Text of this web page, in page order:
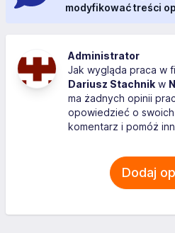
modyfikować treści
Administrator
Jak wygląda praca w
Dariusz Stachnik w
ma żadnych opinii
opowiedzieć o
komentarz i pomóż
Dodaj